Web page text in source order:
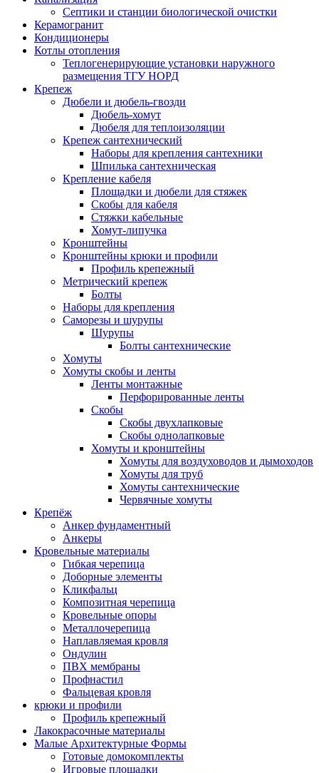
Септики и станции биологической очистки
Керамогранит
Кондиционеры
Котлы отопления
Теплогенерирующие установки наружного
размещения ТГУ НОРД
Крепеж
Дюбели и дюбель-гвозди
Дюбель-хомут
Дюбеля для теплоизоляции
Крепеж сантехнический
Наборы для крепления сантехники
Шпилька сантехническая
Крепление кабеля
Площадки и дюбели для стяжек
Скобы для кабеля
Стяжки кабельные
Хомут-липучка
Кронштейны
Кронштейны крюки и профили
Профиль крепежный
Метрический крепеж
Болты
Наборы для крепления
Саморезы и шурупы
Шурупы
Болты сантехнические
Хомуты
Хомуты скобы и ленты
Ленты монтажные
Перфорированные ленты
Скобы
Скобы двухлапковые
Скобы однолапковые
Хомуты и кронштейны
Хомуты для воздуховодов и дымоходов
Хомуты для труб
Хомуты сантехнические
Червячные хомуты
Крепёж
Анкер фундаментный
Анкеры
Кровельные материалы
Гибкая черепица
Доборные элементы
Кликфальц
Композитная черепица
Кровельные опоры
Металлочерепица
Наплавляемая кровля
Ондулин
ПВХ мембраны
Профнастил
Фальцевая кровля
крюки и профили
Профиль крепежный
Лакокрасочные материалы
Малые Архитектурные Формы
Готовые домокомплекты
Игровые площадки